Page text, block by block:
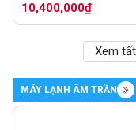
10,400,000₫
Xem
MÁY LẠNH ÂM TRẦN